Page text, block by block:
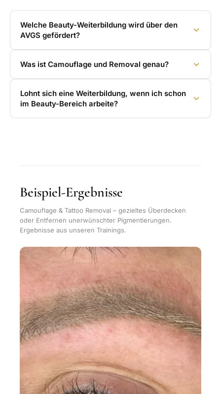
Welche Beauty-Weiterbildung wird über den
AVGS gefördert?
Was ist Camouflage und Removal genau?
Lohnt sich eine Weiterbildung, wenn ich schon
im Beauty-Bereich arbeite?
Beispiel-Ergebnisse
Camouflage & Tattoo Removal – gezieltes Überdecken
oder Entfernen unerwünschter Pigmentierungen.
Ergebnisse aus unseren Trainings.